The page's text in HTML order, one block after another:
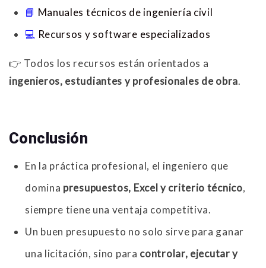
📘 Manuales técnicos de ingeniería civil
💻 Recursos y software especializados
👉 Todos los recursos están orientados a
ingenieros, estudiantes y profesionales de obra.
Conclusión
En la práctica profesional, el ingeniero que
domina presupuestos, Excel y criterio técnico,
siempre tiene una ventaja competitiva.
Un buen presupuesto no solo sirve para ganar
una licitación, sino para controlar, ejecutar y